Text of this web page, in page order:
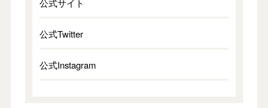
公式サイト
公式Twitter
公式Instagram